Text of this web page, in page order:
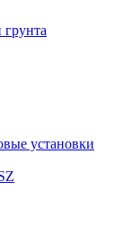
установки